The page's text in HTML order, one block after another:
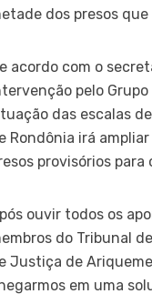
dos presos
acordo com o
pelo
das escalas
Rondônia irá
provisórios
ouvir todos os
do Tribunal
Justiça de
em uma